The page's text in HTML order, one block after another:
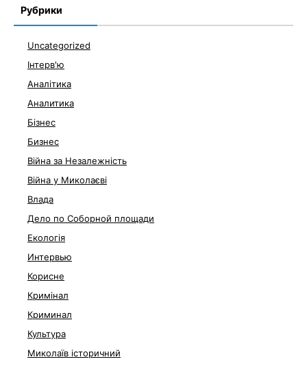
Рубрики
Uncategorized
Інтерв'ю
Аналітика
Аналитика
Бізнес
Бизнес
Війна за Незалежність
Війна у Миколаєві
Влада
Дело по Соборной площади
Екологія
Интервью
Корисне
Кримінал
Криминал
Культура
Миколаїв історичний